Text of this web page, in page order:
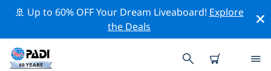
🚢 Up to 60% OFF Your Dream Liveaboard! Explore
the Deals